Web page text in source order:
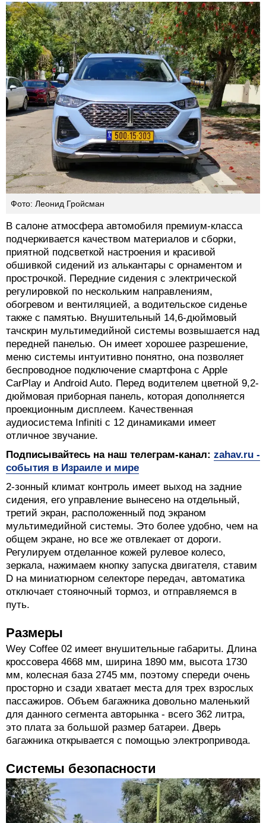
Фото: Леонид Гройсман
В салоне атмосфера автомобиля премиум-класса
подчеркивается качеством материалов и сборки,
приятной подсветкой настроения и красивой
обшивкой сидений из алькантары с орнаментом и
прострочкой. Передние сидения с электрической
регулировкой по нескольким направлениям,
обогревом и вентиляцией, а водительское сиденье
также с памятью. Внушительный 14,6-дюймовый
тачскрин мультимедийной системы возвышается над
передней панелью. Он имеет хорошее разрешение,
меню системы интуитивно понятно, она позволяет
беспроводное подключение смартфона с Apple
CarPlay и Android Auto. Перед водителем цветной 9,2-
дюймовая приборная панель, которая дополняется
проекционным дисплеем. Качественная
аудиосистема Infiniti c 12 динамиками имеет
отличное звучание.
Подписывайтесь на наш телеграм-канал: zahav.ru -
события в Израиле и мире
2-зонный климат контроль имеет выход на задние
сидения, его управление вынесено на отдельный,
третий экран, расположенный под экраном
мультимедийной системы. Это более удобно, чем на
общем экране, но все же отвлекает от дороги.
Регулируем отделанное кожей рулевое колесо,
зеркала, нажимаем кнопку запуска двигателя, ставим
D на миниатюрном селекторе передач, автоматика
отключает стояночный тормоз, и отправляемся в
путь.
Размеры
Wey Coffee 02 имеет внушительные габариты. Длина
кроссовера 4668 мм, ширина 1890 мм, высота 1730
мм, колесная база 2745 мм, поэтому спереди очень
просторно и сзади хватает места для трех взрослых
пассажиров. Объем багажника довольно маленький
для данного сегмента авторынка - всего 362 литра,
это плата за большой размер батареи. Дверь
багажника открывается с помощью электропривода.
Системы безопасности